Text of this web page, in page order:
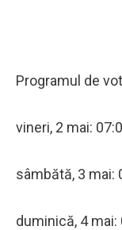
Programul de
vineri, 2 mai:
sâmbătă, 3 mai:
duminică, 4 mai: